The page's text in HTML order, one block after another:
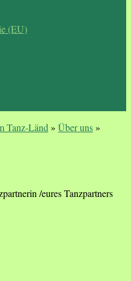
(EU)
Tanz-Länd » Über uns»
/eures Tanzpartners